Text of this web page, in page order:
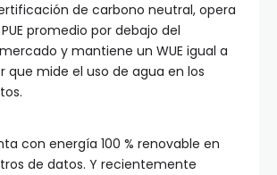
de carbono neutral, opera
promedio por debajo del
y mantiene un WUE igual a
que mide el uso de agua en los
con energía 100 % renovable en
de datos. Y recientemente